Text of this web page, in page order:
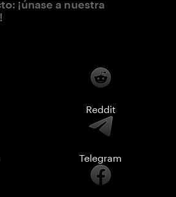
¡únase a nuestra
Reddit
Telegram